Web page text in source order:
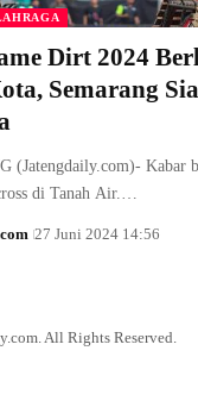
Dirt 2024
Semarang
(Jatengdaily.com)- Kabar
di Tanah Air.…
27 Juni 2024 14:56
All Rights Reserved.